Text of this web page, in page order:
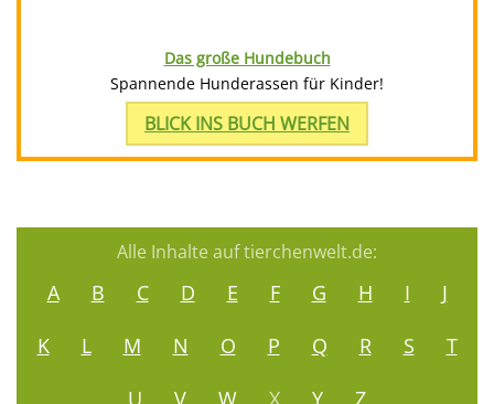
Das große Hundebuch
Spannende Hunderassen für Kinder!
BLICK INS BUCH WERFEN
Alle Inhalte auf tierchenwelt.de:
A B C D E F G H I
J
K
L M N O P Q R S
T